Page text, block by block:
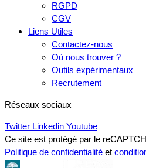
RGPD
CGV
Liens Utiles
Contactez-nous
Où nous trouver ?
Outils expérimentaux
Recrutement
Réseaux sociaux
Twitter Linkedin Youtube
Ce site est protégé par le
Politique de confidentialité et